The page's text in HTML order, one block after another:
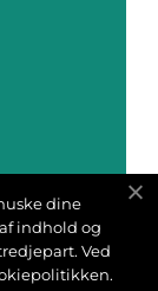
dine
indhold og
Ved